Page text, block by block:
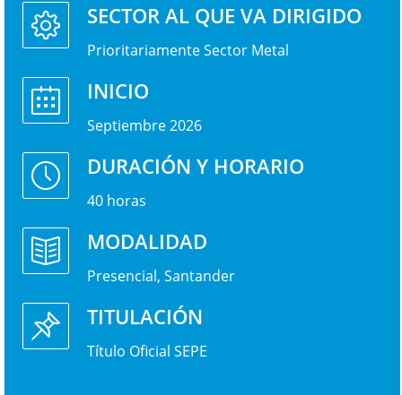
SECTOR AL QUE VA DIRIGIDO
Prioritariamente Sector Metal
INICIO
Septiembre 2026
DURACIÓN Y HORARIO
40 horas
MODALIDAD
Presencial, Santander
TITULACIÓN
Título Oficial SEPE